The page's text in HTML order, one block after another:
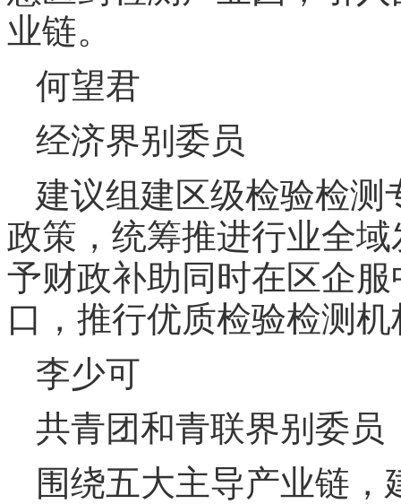
业链。
何望君
经济界别委员
建议组建区级检验检测
政策，统筹推进行业全
予财政补助同时在区企
口，推行优质检验检测
李少可
共青团和青联界别委员
围绕五大主导产业链